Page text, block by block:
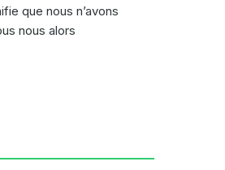
que nous n’avons
nous alors